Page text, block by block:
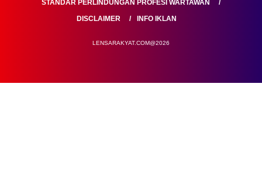
STANDAR PERLINDUNGAN PROFESI WARTAWAN
DISCLAIMER
INFO IKLAN
LENSARAKYAT.COM@2026